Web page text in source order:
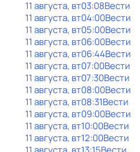
11 августа, вт03:08Вести
11 августа, вт04:00Вести
11 августа, вт05:00Вести
11 августа, вт06:00Вести
11 августа, вт06:44Вести
11 августа, вт07:00Вести
11 августа, вт07:30Вести
11 августа, вт08:00Вести
11 августа, вт08:31Вести
11 августа, вт09:00Вести
11 августа, вт10:00Вести
11 августа, вт12:00Вести